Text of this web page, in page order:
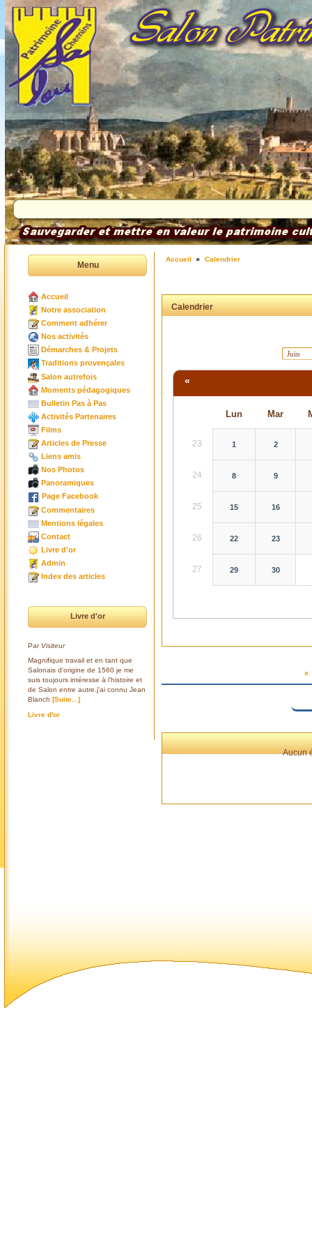
Menu
Accueil
Notre association
Comment adhérer
Nos activités
Démarches & Projets
Traditions provençales
Salon autrefois
Moments pédagogiques
Bulletin Pas à Pas
Activités Partenaires
Films
Articles de Presse
Liens amis
Nos Photos
Panoramiques
Page Facebook
Commentaires
Mentions légales
Contact
Livre d'or
Admin
Index des articles
Livre d'or
Par Visiteur
Magnifique travail et en tant que
Salonais d'origine de 1560 je me
suis toujours intéresse à l'histoire et
de Salon entre autre.j'ai connu Jean
Blanch [Suite...]
Livre d'or
Accueil Calendrier
Calendrier
«
Lun Mar
23 1 2
24 8 9
25 15 16
26 22 23
27 29 30
«
Aucun